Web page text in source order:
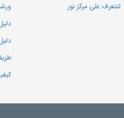
لنتعرف على مركز نور